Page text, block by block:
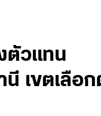
ตัวแทน
เขตเลือก